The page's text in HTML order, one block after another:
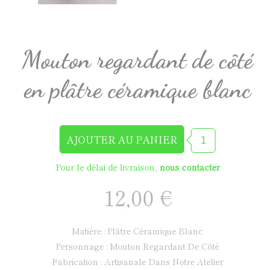
Mouton regardant de côté
en plâtre céramique blanc
Pour le délai de livraison, nous contacter
12,00 €
Matière : Plâtre Céramique Blanc
Personnage : Mouton Regardant De Côté
Fabrication : Artisanale Dans Notre Atelier